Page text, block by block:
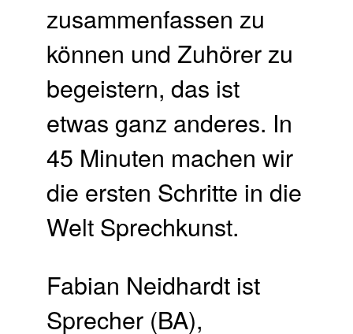
zusammenfassen zu
können und Zuhörer zu
begeistern, das ist
etwas ganz anderes. In
45 Minuten machen wir
die ersten Schritte in die
Welt Sprechkunst.
Fabian Neidhardt ist
Sprecher (BA),